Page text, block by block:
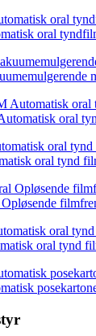
oral
oral
oral tynd
oral tynd